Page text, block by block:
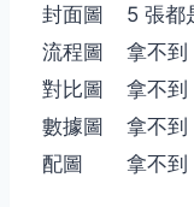
封面圖
5 張都
流程圖
拿不到
對比圖
拿不到
數據圖
拿不到
配圖
拿不到